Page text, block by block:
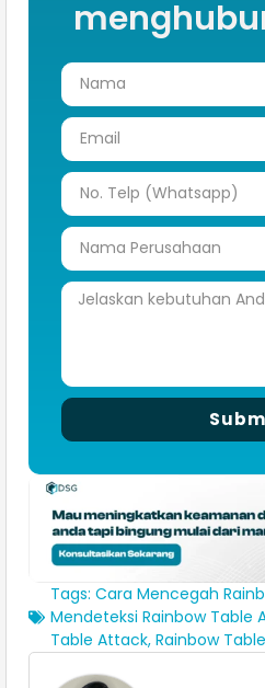
Tags: Cara Mencegah
Mendeteksi Rainbow Table
Table Attack, Rainbow